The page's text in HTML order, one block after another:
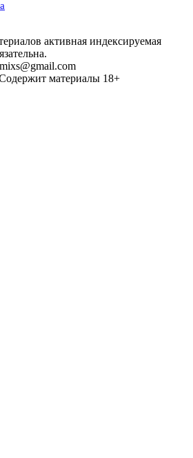
активная индексируемая
материалы 18+